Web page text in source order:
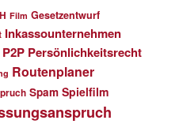
Film Gesetzentwurf
Inkassounternehmen
P2P Persönlichkeitsrecht
Routenplaner
Spam Spielfilm